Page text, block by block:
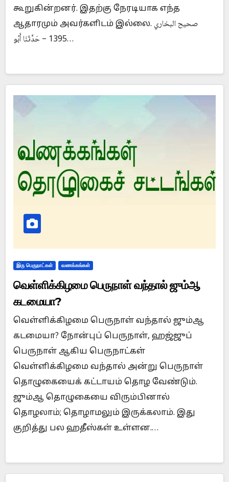
கூறுகின்றனர். இதற்கு நேரடியாக எந்த
ஆதாரமும் அவர்களிடம் இல்லை. صحيح البخاري
1395 – حَدَّثَنَا أَبُو…
இரு பெருநாட்கள் வணக்கங்கள்
வெள்ளிக்கிழமை பெருநாள் வந்தால் ஜும்ஆ
கடமையா?
வெள்ளிக்கிழமை பெருநாள் வந்தால் ஜும்ஆ
கடமையா? நோன்புப் பெருநாள், ஹஜ்ஜுப்
பெருநாள் ஆகிய பெருநாட்கள்
வெள்ளிக்கிழமை வந்தால் அன்று பெருநாள்
தொழுகையைக் கட்டாயம் தொழ வேண்டும்.
ஜும்ஆ தொழுகையை விரும்பினால்
தொழலாம்; தொழாமலும் இருக்கலாம். இது
குறித்து பல ஹதீஸ்கள் உள்ளன.…